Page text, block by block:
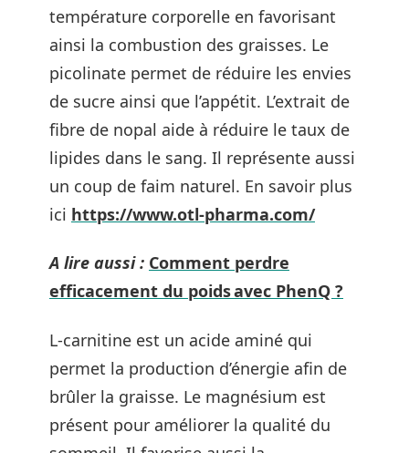
température corporelle en favorisant
ainsi la combustion des graisses. Le
picolinate permet de réduire les envies
de sucre ainsi que l’appétit. L’extrait de
fibre de nopal aide à réduire le taux de
lipides dans le sang. Il représente aussi
un coup de faim naturel. En savoir plus
ici https://www.otl-pharma.com/
A lire aussi : Comment perdre
efficacement du poids avec PhenQ ?
L-carnitine est un acide aminé qui
permet la production d’énergie afin de
brûler la graisse. Le magnésium est
présent pour améliorer la qualité du